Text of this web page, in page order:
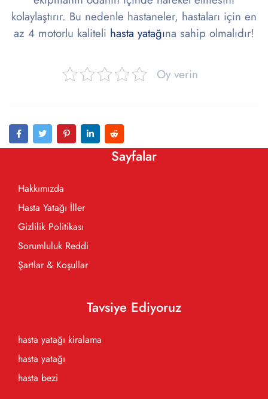
kolaylaştırır. Bu nedenle hastaneler, hastaları için en
az 4 motorlu kaliteli hasta yatağına sahip olmalıdır!
Oy verin
Sayfalar
Hakkımızda
Hasta Yatağı İller
Gizlilik Politikası
Sorumluluk Reddi
Şartlar & Koşullar
Tavsiye Ediyoruz
hasta yatağı kiralama
hasta yatağı
hasta bezi